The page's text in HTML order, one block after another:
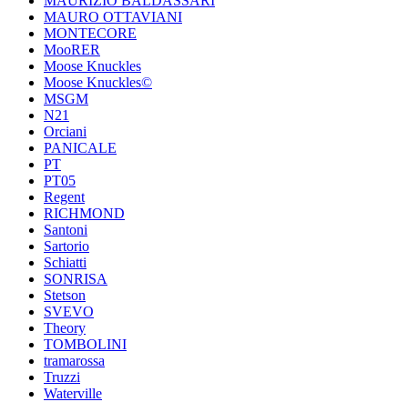
MAURO OTTAVIANI
MONTECORE
MooRER
Moose Knuckles
Moose Knuckles©️
MSGM
N21
Orciani
PANICALE
PT
PT05
Regent
RICHMOND
Santoni
Sartorio
Schiatti
SONRISA
Stetson
SVEVO
Theory
TOMBOLINI
tramarossa
Truzzi
Waterville